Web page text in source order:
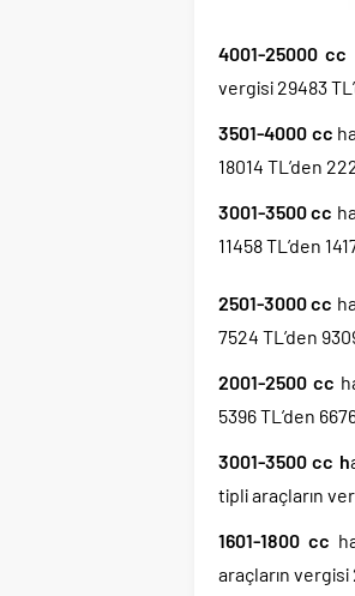
4001-25000 cc
vergisi 29483
3501-4000 cc
18014 TL’den
3001-3500 cc
11458 TL’den
2501-3000 cc
7524 TL’den
2001-2500 cc
5396 TL’den
3001-3500 cc h
tipli araçların
1601-1800 cc
araçların vergisi